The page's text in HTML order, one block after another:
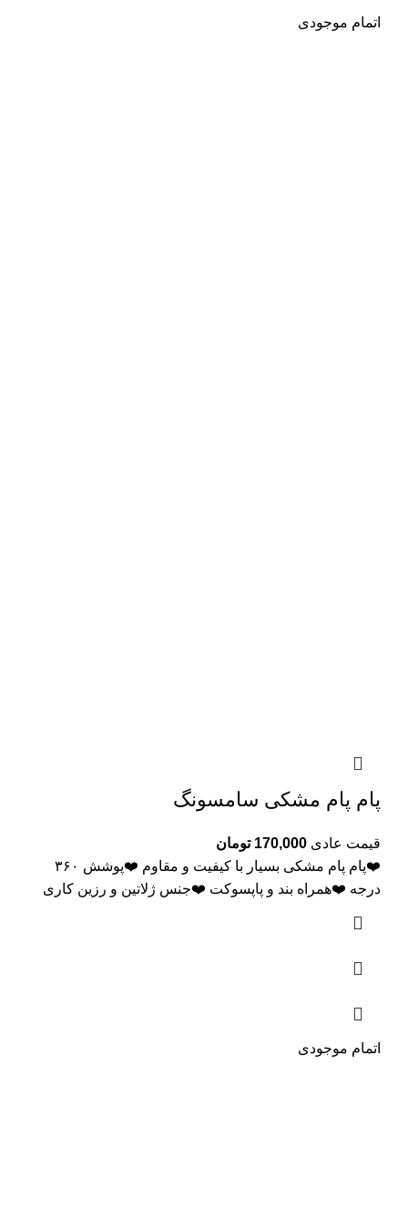
اتمام موجودی
پام پام مشکی سامسونگ
قیمت عادی 170,000 تومان
❤️پام پام مشکی بسیار با کیفیت و مقاوم ❤️پوشش ۳۶۰
درجه ❤️همراه بند و پاپسوکت ❤️جنس ژلاتین و رزین کاری
اتمام موجودی